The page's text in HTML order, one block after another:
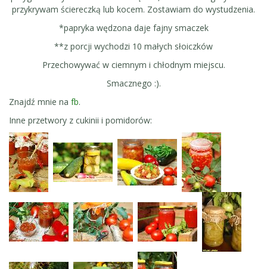
przykrywam ściereczką lub kocem. Zostawiam do wystudzenia.
*papryka wędzona daje fajny smaczek
**z porcji wychodzi 10 małych słoiczków
Przechowywać w ciemnym i chłodnym miejscu.
Smacznego :).
Znajdź mnie na fb.
Inne przetwory z cukinii i pomidorów: